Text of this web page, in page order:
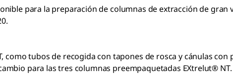
para la preparación de columnas de extracción de
como tubos de recogida con tapones de rosca y cánulas
para las tres columnas preempaquetadas EXtrelut® NT.